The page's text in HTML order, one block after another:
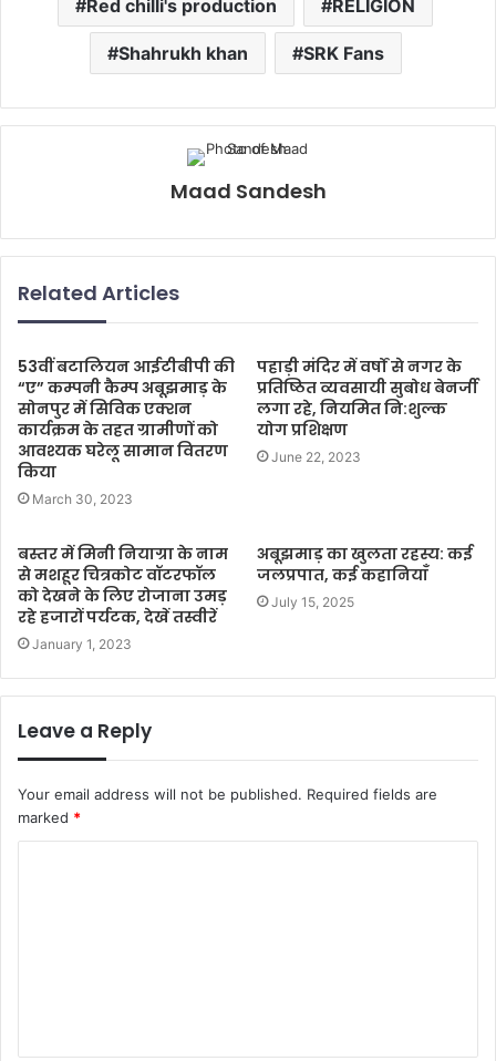
Red chilli's production RELIGION
Shahrukh khan SRK Fans
Maad Sandesh
Related Articles
53वीं बटालियन आईटीबीपी की
“ए” कम्पनी कैम्प अबूझमाड़ के
सोनपुर में सिविक एक्शन
कार्यक्रम के तहत ग्रामीणों को
आवश्यक घरेलू सामान वितरण
किया
March 30, 2023
पहाड़ी मंदिर में वर्षों से नगर के
प्रतिष्ठित व्यवसायी सुबोध बेनर्जी
लगा रहे, नियमित नि:शुल्क
योग प्रशिक्षण
June 22, 2023
बस्तर में मिनी नियाग्रा के नाम
से मशहूर चित्रकोट वॉटरफॉल
को देखने के लिए रोजाना उमड़
रहे हजारों पर्यटक, देखें तस्वीरें
January 1, 2023
अबूझमाड़ का खुलता रहस्य: कई
जलप्रपात, कई कहानियाँ
July 15, 2025
Leave a Reply
Your email address will not be published. Required fields are
marked *
t